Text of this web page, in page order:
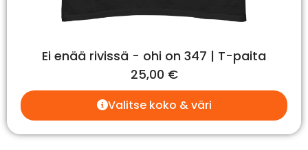
Ei enää rivissä - ohi on 347 | T-paita
25,00 €
Valitse koko & väri